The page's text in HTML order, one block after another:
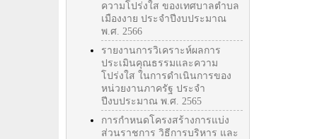
ความโปร่งใส ของเทศบาลตำบล
เมืองงาย ประจำปีงบประมาณ
พ.ศ. 2566
รายงานการวิเคราะห์ผลการ
ประเมินคุณธรรมและความ
โปร่งใส ในการดำเนินการของ
หน่วยงานภาครัฐ ประจำ
ปีงบประมาณ พ.ศ. 2565
การกำหนดโครงสร้างการแบ่ง
ส่วนราชการ วิธีการบริหาร และ